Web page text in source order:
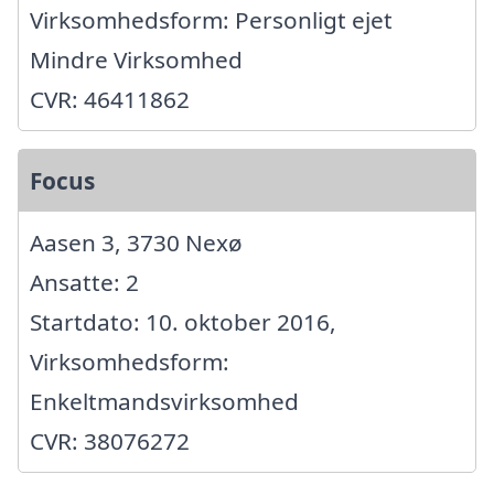
Virksomhedsform: Personligt ejet
Mindre Virksomhed
CVR: 46411862
Focus
Aasen 3, 3730 Nexø
Ansatte: 2
Startdato: 10. oktober 2016,
Virksomhedsform:
Enkeltmandsvirksomhed
CVR: 38076272